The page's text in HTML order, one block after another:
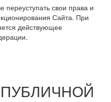
переуступать свои права и
Сайта. При
действующее